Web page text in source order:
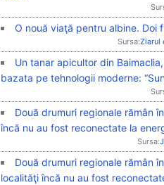
O nouă viaţă pentru albine. Doi
Sursa:Ziarul
Un tanar apicultor din
bazata pe tehnologii moderne:
Două drumuri regionale rămân
încă nu au fost reconectate la
Sursa:
Două drumuri regionale rămân
localităţi încă nu au fost